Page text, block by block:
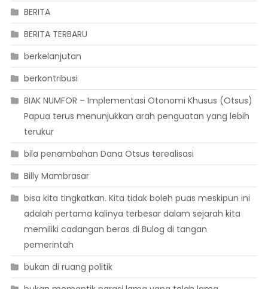
BERITA
BERITA TERBARU
berkelanjutan
berkontribusi
BIAK NUMFOR – Implementasi Otonomi Khusus (Otsus)
Papua terus menunjukkan arah penguatan yang lebih
terukur
bila penambahan Dana Otsus terealisasi
Billy Mambrasar
bisa kita tingkatkan. Kita tidak boleh puas meskipun ini
adalah pertama kalinya terbesar dalam sejarah kita
memiliki cadangan beras di Bulog di tangan
pemerintah
bukan di ruang politik